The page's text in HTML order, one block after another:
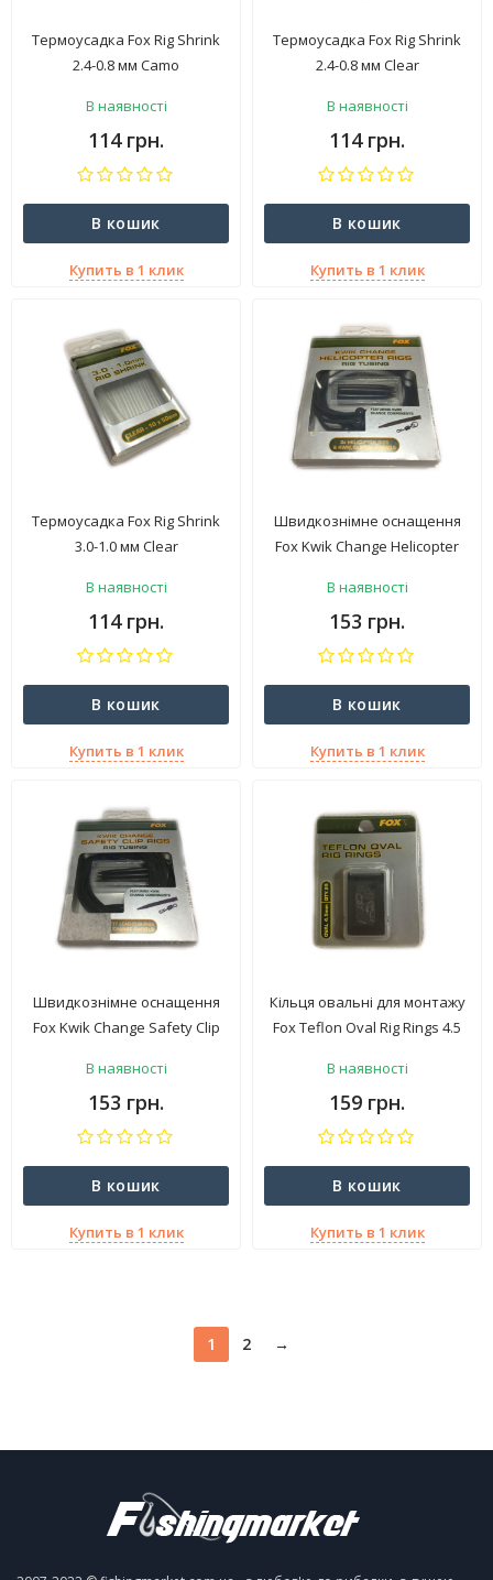
Термоусадка Fox Rig Shrink
2.4-0.8 мм Camo
В наявності
114 грн.
В кошик
Купить в 1 клик
Термоусадка Fox Rig Shrink
2.4-0.8 мм Clear
В наявності
114 грн.
В кошик
Купить в 1 клик
Термоусадка Fox Rig Shrink
3.0-1.0 мм Clear
В наявності
114 грн.
В кошик
Купить в 1 клик
Швидкознімне оснащення
Fox Kwik Change Helicopter
В наявності
153 грн.
В кошик
Купить в 1 клик
Швидкознімне оснащення
Fox Kwik Change Safety Clip
В наявності
153 грн.
В кошик
Купить в 1 клик
Кільця овальні для монтажу
Fox Teflon Oval Rig Rings 4.5
В наявності
159 грн.
В кошик
Купить в 1 клик
1 2 →